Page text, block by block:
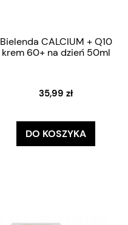
Bielenda CALCIUM + Q10
krem 60+ na dzień 50ml
35,99 zł
DO KOSZYKA